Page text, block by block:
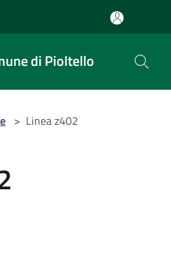
di Pioltello
> Linea z402